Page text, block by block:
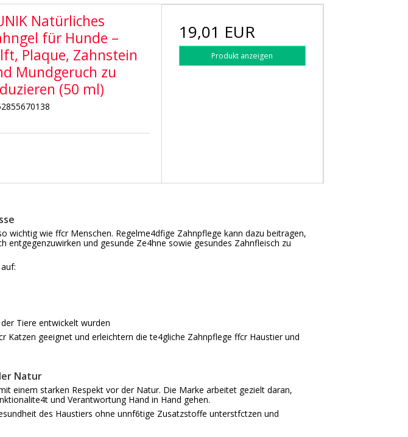
Natürliches
für Hunde –
Plaque, Zahnstein
Mundgeruch zu
(50 ml)
19,01 EUR
Produkt anzeigen
wichtig wie ffcr Menschen. Regelme4dfige Zahnpflege kann dazu beitragen,
entgegenzuwirken und gesunde Ze4hne sowie gesundes Zahnfleisch zu
Tiere entwickelt wurden
Katzen geeignet und erleichtern die te4gliche Zahnpflege ffcr Haustier und
Natur
einem starken Respekt vor der Natur. Die Marke arbeitet gezielt daran,
und Verantwortung Hand in Hand gehen.
des Haustiers ohne unnf6tige Zusatzstoffe unterstfctzen und